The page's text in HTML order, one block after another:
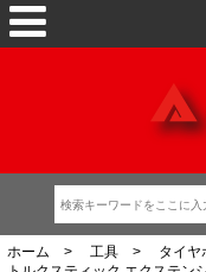
ホーム > 工具> タイヤ